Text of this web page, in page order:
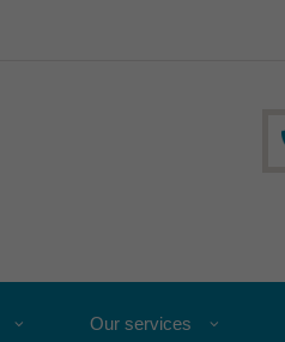
Our services